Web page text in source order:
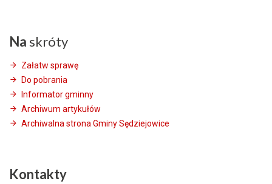
Na skróty
Załatw sprawę
Do pobrania
Informator gminny
Archiwum artykułów
Archiwalna strona Gminy Sędziejowice
Kontakty